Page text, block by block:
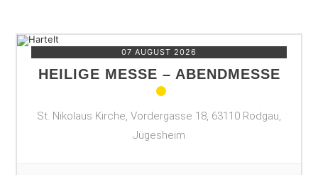
07 AUGUST 2026
HEILIGE MESSE – ABENDMESSE
St. Nikolaus Kirche, Vordergasse 18, 63110 Rodgau,
Jügesheim